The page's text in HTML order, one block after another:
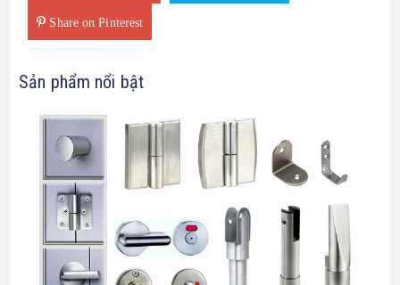
Share on Pinterest
Sản phẩm nổi bật